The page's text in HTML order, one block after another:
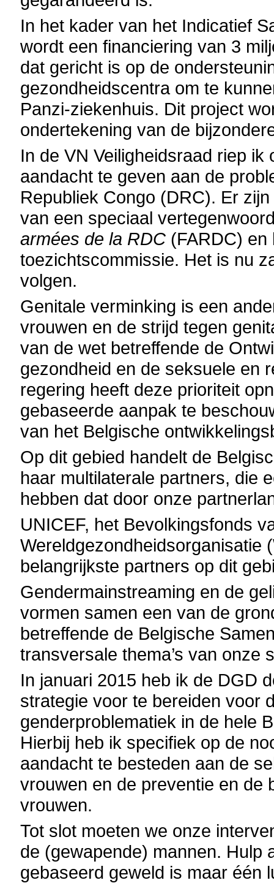
In het kader van het Indicatief
wordt een financiering van 3
dat gericht is op de
gezondheidscentra om te
Panzi-ziekenhuis. Dit project
ondertekening van de
In de VN Veiligheidsraad riep
aandacht te geven aan de
Republiek Congo (DRC). Er
van een speciaal
armées de la RDC (FARDC) en
toezichtscommissie. Het is nu
volgen.
Genitale verminking is een
vrouwen en de strijd tegen
van de wet betreffende de
gezondheid en de seksuele en
regering heeft deze prioriteit
gebaseerde aanpak te
van het Belgische
Op dit gebied handelt de
haar multilaterale partners, die
hebben dat door onze
UNICEF, het Bevolkingsfonds
Wereldgezondheidsorganisatie
belangrijkste partners op dit
Gendermainstreaming en de
vormen samen een van de
betreffende de Belgische
transversale thema’s van onze
In januari 2015 heb ik de DGD
strategie voor te bereiden voor
genderproblematiek in de hele
Hierbij heb ik specifiek op de
aandacht te besteden aan de
vrouwen en de preventie en de
vrouwen.
Tot slot moeten we onze
de (gewapende) mannen. Hulp
gebaseerd geweld is maar één